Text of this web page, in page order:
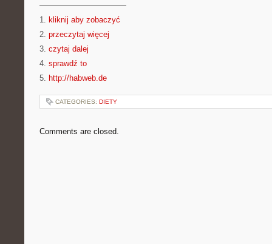
———————————
1. kliknij aby zobaczyć
2. przeczytaj więcej
3. czytaj dalej
4. sprawdź to
5. http://habweb.de
CATEGORIES: DIETY
Comments are closed.